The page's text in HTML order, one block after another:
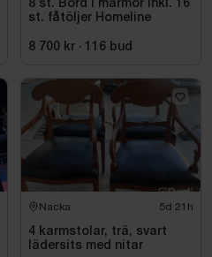
8 st. Bord i marmor inkl. 16
st. fåtöljer Homeline
8 700 kr · 116 bud
Nacka 5d 21h
4 karmstolar, trä, svart
lädersits med nitar